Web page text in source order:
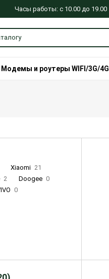
Часы работы: с 10.00 до 19.00
Модемы и роутеры WIFI/3G/4G
Xiaomi 21
2 Doogee 0
0